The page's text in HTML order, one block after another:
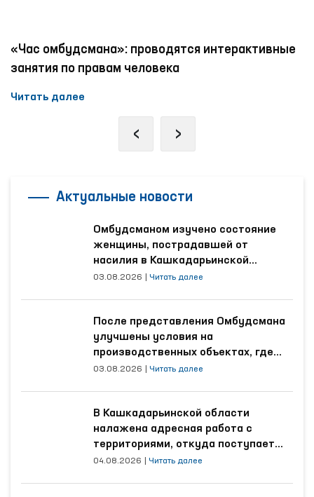
«Час омбудсмана»: проводятся интерактивные
занятия по правам человека
Читать далее
‹ ›
Актуальные новости
Омбудсманом изучено состояние
женщины, пострадавшей от
насилия в Кашкадарьинской
области
03.08.2026 Читать далее
После представления Омбудсмана
улучшены условия на
производственных объектах, где
трудятся осуждённые
03.08.2026 Читать далее
В Кашкадарьинской области
налажена адресная работа с
территориями, откуда поступает
наибольшее количество обращений
04.08.2026 Читать далее